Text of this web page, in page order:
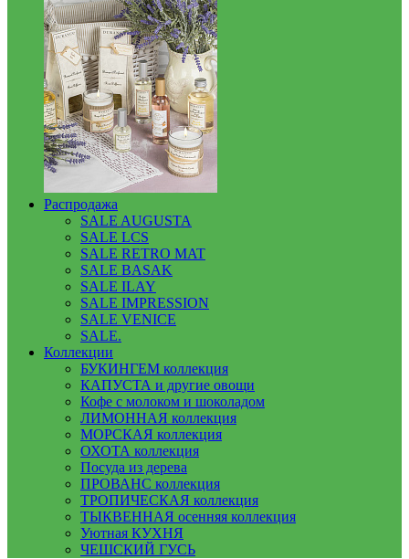
Распродажа
SALE AUGUSTA
SALE LCS
SALE RETRO MAT
SALE BASAK
SALE ILAY
SALE IMPRESSION
SALE VENICE
SALE.
Коллекции
БУКИНГЕМ коллекция
КАПУСТА и другие овощи
Кофе с молоком и шоколадом
ЛИМОННАЯ коллекция
МОРСКАЯ коллекция
ОХОТА коллекция
Посуда из дерева
ПРОВАНС коллекция
ТРОПИЧЕСКАЯ коллекция
ТЫКВЕННАЯ осенняя коллекция
Уютная КУХНЯ
ЧЕШСКИЙ ГУСЬ